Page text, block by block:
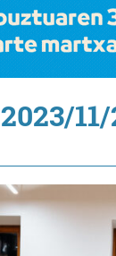
2023/